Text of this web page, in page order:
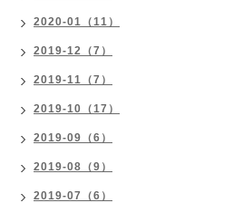
2020-01（11）
2019-12（7）
2019-11（7）
2019-10（17）
2019-09（6）
2019-08（9）
2019-07（6）